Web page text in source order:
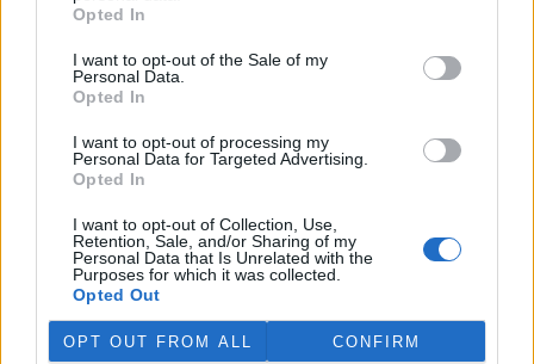
Opted In
I want to opt-out of the Sale of my
Personal Data.
Opted In
I want to opt-out of processing my
Personal Data for Targeted Advertising.
Opted In
I want to opt-out of Collection, Use,
Retention, Sale, and/or Sharing of my
Personal Data that Is Unrelated with the
Purposes for which it was collected.
Opted Out
OPT OUT FROM ALL CONFIRM
Narozdíl od solárních zlatokopů, kteří se omezují pouze na
angažovanosti Skupiny ČEZ v rámci oblasti fotovoltaických
zdrojů podstatně širší. Jde zejména o podporu výzkumu a
testování nových technologií, které by měly přinést v
kroků je proto společný projekt s firmou ELMARCO, jehož
cílem bude zavedení ekonomicky výhodných solárních
panelů, které jako první na světě k výrobě energie využívají
nanovláken. První etapou je testování těchto panelů v
reálných podmínkách a porovnání výkonu klasických
křemíkových a nových „nanovlákenných“ panelů,
založených na technologii vyvíjené firmou ELMARCO.
Současně chceme vzájemnou spoluprací ověřit
ekonomickou výhodnost tohoto nového způsobu výroby
„zelené energie“.